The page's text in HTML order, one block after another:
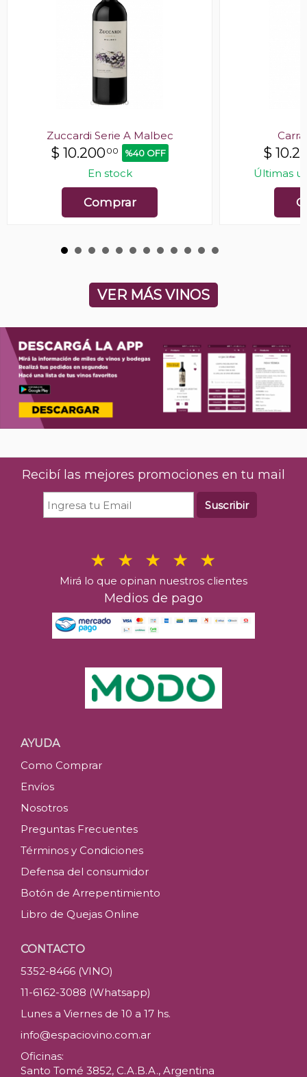
Zuccardi Serie A Malbec
$ 10.20000 %40 OFF
En stock
Comprar
$
Últimas
VER MÁS VINOS
Recibí las mejores promociones en tu mail
Suscribir
Mirá lo que opinan nuestros clientes
Medios de pago
AYUDA
Como Comprar
Envíos
Nosotros
Preguntas Frecuentes
Términos y Condiciones
Defensa del consumidor
Botón de Arrepentimiento
Libro de Quejas Online
CONTACTO
5352-8466 (VINO)
11-6162-3088 (Whatsapp)
Lunes a Viernes de 10 a 17 hs.
info@espaciovino.com.ar
Oficinas:
Santo Tomé 3852, C.A.B.A., Argentina